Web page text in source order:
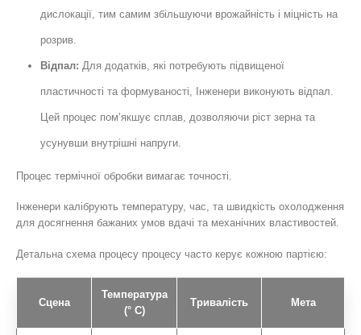
дислокації, тим самим збільшуючи врожайність і міцність на
розрив.
Відпал: Для додатків, які потребують підвищеної
пластичності та формуваності, Інженери виконують відпал.
Цей процес пом’якшує сплав, дозволяючи ріст зерна та
усунувши внутрішні напруги.
Процес термічної обробки вимагає точності.
Інженери калібрують температуру, час, та швидкість охолодження
для досягнення бажаних умов вдачі та механічних властивостей.
Детальна схема процесу процесу часто керує кожною партією:
Сцена
Температура
(° C)
Тривалість Мета